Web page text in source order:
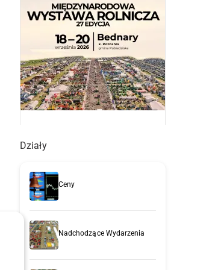
Działy
Ceny
Nadchodzące Wydarzenia